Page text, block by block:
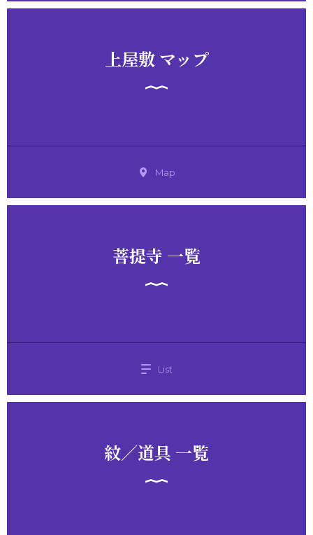
上屋敷 マップ
Map
菩提寺 一覧
List
紋／道具 一覧